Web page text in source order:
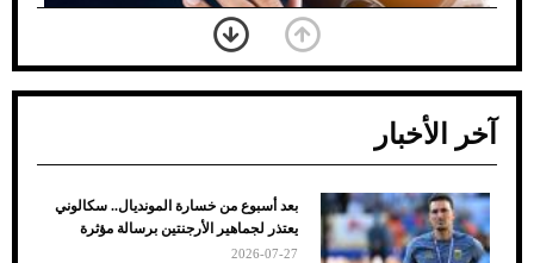
ضعف تبريد مكيف السيارة عند الوقوف.. أشهر
الأسباب والحلول
آخر الأخبار
بعد أسبوع من خسارة المونديال.. سكالوني
يعتذر لجماهير الأرجنتين برسالة مؤثرة
2026-07-27